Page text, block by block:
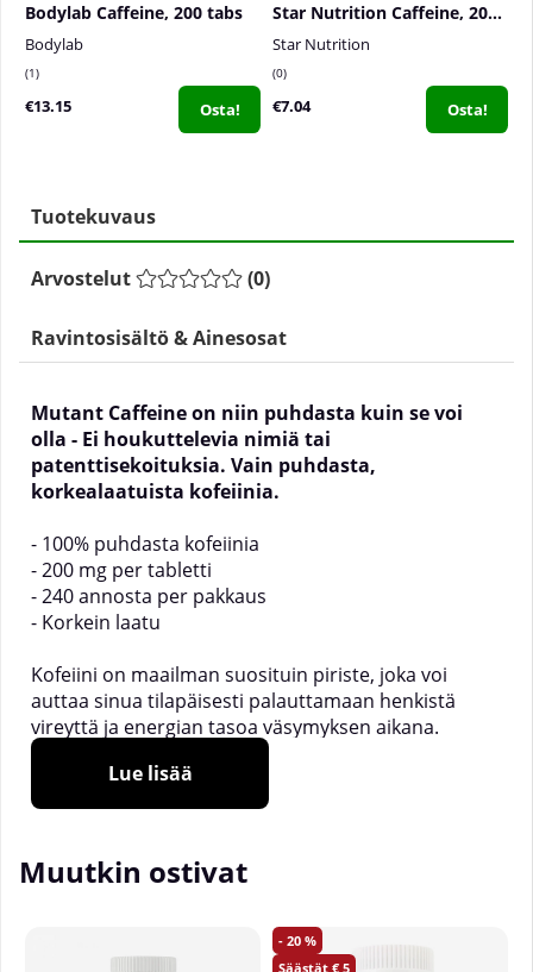
Bodylab Caffeine, 200 tabs
Bodylab
1
€13.15 Osta!
Star Nutrition Caffeine, 200 mg, 90 caps
Star Nutrition
0
€7.04 Osta!
Tuotekuvaus
Arvostelut (0)
Ravintosisältö & Ainesosat
Mutant Caffeine on niin puhdasta kuin se voi
olla - Ei houkuttelevia nimiä tai
patenttisekoituksia. Vain puhdasta,
korkealaatuista kofeiinia.
- 100% puhdasta kofeiinia
- 200 mg per tabletti
- 240 annosta per pakkaus
- Korkein laatu
Kofeiini on maailman suosituin piriste, joka voi
auttaa sinua tilapäisesti palauttamaan henkistä
vireyttä ja energian tasoa väsymyksen aikana.
Jokainen kapseli sisältää 200 mg puhdasta kofeiinia,
ja sitä voidaan käyttää silloin, kun tarvitset
lisäenergiaa tai ennen harjoittelua, jos tarvitset
Mutant Caffeine voi auttaa antamaan energiaa
henkistä keskittymistä ja torjumaan väsymystä.
Jokainen purkki sisältää 240 annosta, ja ne on
Lue lisää
Muutkin ostivat
20
5